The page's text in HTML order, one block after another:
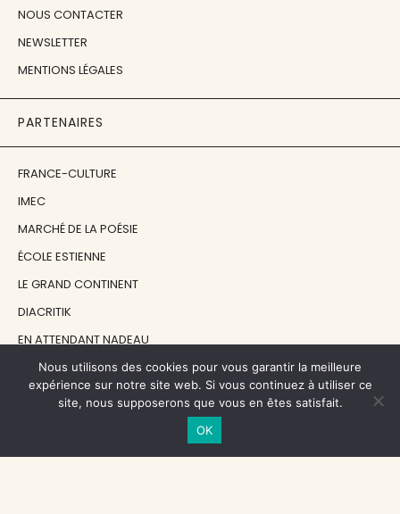
NOUS CONTACTER
NEWSLETTER
MENTIONS LÉGALES
PARTENAIRES
FRANCE-CULTURE
IMEC
MARCHÉ DE LA POÉSIE
ÉCOLE ESTIENNE
LE GRAND CONTINENT
DIACRITIK
EN ATTENDANT NADEAU
NOS SOUTIENS
Nous utilisons des cookies pour vous garantir la meilleure
expérience sur notre site web. Si vous continuez à utiliser ce
site, nous supposerons que vous en êtes satisfait.
OK